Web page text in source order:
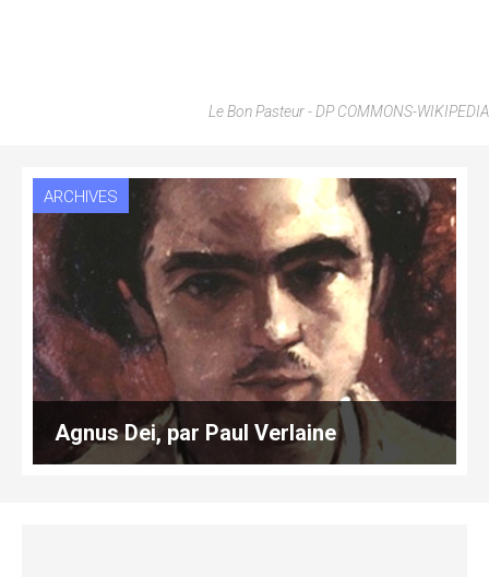
Le Bon Pasteur - DP COMMONS-WIKIPEDIA
ARCHIVES
Agnus Dei, par Paul Verlaine